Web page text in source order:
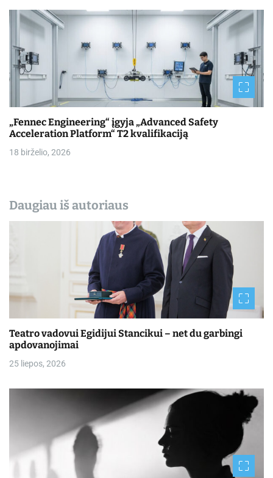
„Fennec Engineering“ įgyja „Advanced Safety
Acceleration Platform“ T2 kvalifikaciją
18 birželio, 2026
Daugiau iš autoriaus
Teatro vadovui Egidijui Stancikui – net du garbingi
apdovanojimai
25 liepos, 2026